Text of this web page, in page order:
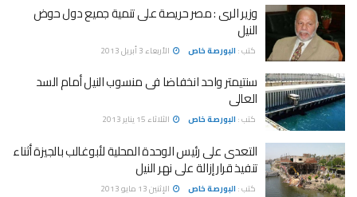
وزير الرى : مصر حريصة على تنمية جميع دول حوض
النيل
كتب : البورصة خاص الأربعاء 3 أبريل 2013
سنتيمتر واحد انخفاضا فى منسوب النيل أمام السد
العالى
كتب : البورصة خاص الثلاثاء 15 يناير 2013
التعدى على رئيس الوحدة المحلية لأبوغالب بالجيزة أثناء
تنفيذ قرار إزالة على نهر النيل
كتب : البورصة خاص الإثنين 13 مايو 2013